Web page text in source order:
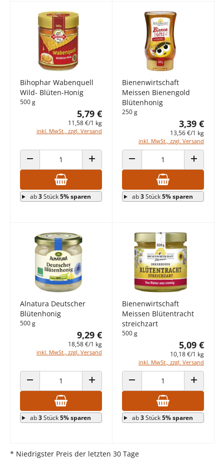
Bihophar Wabenquell
Wild- Blüten-Honig
500 g
5,79 €
11,58 €/1 kg
inkl. MwSt., zzgl. Versand
ANZAHL VERRINGERN ANZAHL ERHÖHEN
ab3Stück5% sparen
Bienenwirtschaft
Meissen Bienengold
Blütenhonig
250 g
3,39 €
13,56 €/1 kg
inkl. MwSt., zzgl. Versand
ANZAHL VERRINGERN ANZAHL
ab3Stück5% sparen
Alnatura Deutscher
Blütenhonig
500 g
9,29 €
18,58 €/1 kg
inkl. MwSt., zzgl. Versand
ANZAHL VERRINGERN ANZAHL ERHÖHEN
ab3Stück5% sparen
Bienenwirtschaft
Meissen Blütentracht
streichzart
500 g
5,09 €
10,18 €/1 kg
inkl. MwSt., zzgl. Versand
ANZAHL VERRINGERN ANZAHL
ab3Stück5% sparen
* Niedrigster Preis der letzten 30 Tage